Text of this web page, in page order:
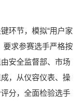
环节，模拟“用户家
要求参赛选手严格按
安全监督部、市场
，从仪容仪表、操
分，全面检验选手